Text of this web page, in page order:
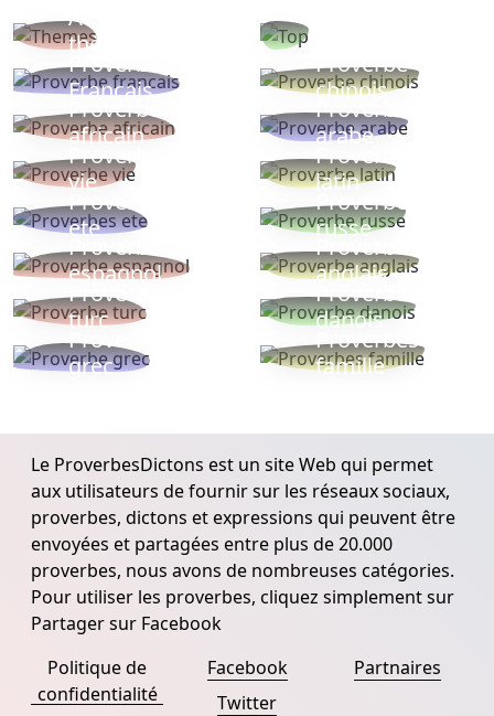
Autres
thèmes
Proverbe
Français
Proverbe
chinois
Proverbe
africain
Proverbe
arabe
Proverbe
vie
Proverbe
latin
Proverbes
ete
Proverbe
russe
Proverbe
espagnol
Proverbe
anglais
Proverbe
turc
Proverbe
danois
Proverbe
grec
Proverbes
famille
Le ProverbesDictons est un site Web qui permet
aux utilisateurs de fournir sur les réseaux sociaux,
proverbes, dictons et expressions qui peuvent être
envoyées et partagées entre plus de 20.000
proverbes, nous avons de nombreuses catégories.
Pour utiliser les proverbes, cliquez simplement sur
Partager sur Facebook
Politique de
confidentialité
Facebook
Twitter
Partnaires